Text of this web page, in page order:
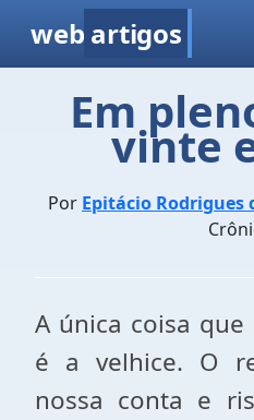
web artigos
Em
vinte
Por Epitácio Rodrigues
A única coisa
é a velhice. O
nossa conta e